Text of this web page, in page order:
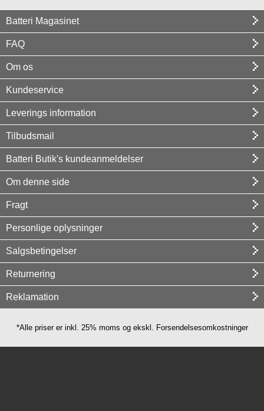
Batteri Magasinet
FAQ
Om os
Kundeservice
Leverings information
Tilbudsmail
Batteri Butik's kundeanmeldelser
Om denne side
Fragt
Personlige oplysninger
Salgsbetingelser
Returnering
Reklamation
*Alle priser er inkl. 25% moms og ekskl. Forsendelsesomkostninger